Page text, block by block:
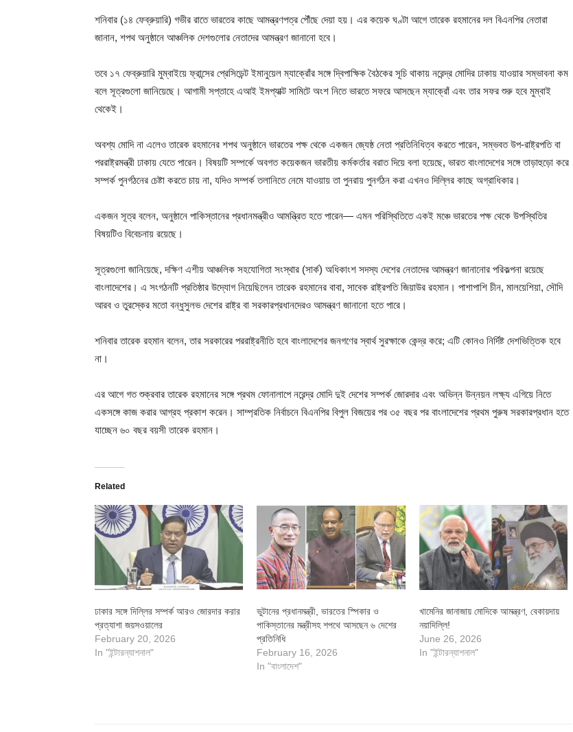
শনিবার (১৪ ফেব্রুয়ারি) গভীর রাতে ভারতের কাছে আমন্ত্রণপত্র পৌঁছে দেয়া হয়। এর কয়েক ঘণ্টা আগে তারেক রহমানের দল বিএনপির নেতারা
জানান, শপথ অনুষ্ঠানে আঞ্চলিক দেশগুলোর নেতাদের আমন্ত্রণ জানানো হবে।
তবে ১৭ ফেব্রুয়ারি মুম্বাইয়ে ফ্রান্সের প্রেসিডেন্ট ইমানুয়েল ম্যাক্রোঁর সঙ্গে দ্বিপাক্ষিক বৈঠকের সূচি থাকায় নরেন্দ্র মোদির ঢাকায় যাওয়ার সম্ভাবনা কম
বলে সূত্রগুলো জানিয়েছে। আগামী সপ্তাহে এআই ইমপ্যাক্ট সামিটে অংশ নিতে ভারতে সফরে আসছেন ম্যাক্রোঁ এবং তার সফর শুরু হবে মুম্বাই
থেকেই।
অবশ্য মোদি না এলেও তারেক রহমানের শপথ অনুষ্ঠানে ভারতের পক্ষ থেকে একজন জ্যেষ্ঠ নেতা প্রতিনিধিত্ব করতে পারেন, সম্ভবত উপ-রাষ্ট্রপতি বা
পররাষ্ট্রমন্ত্রী ঢাকায় যেতে পারেন। বিষয়টি সম্পর্কে অবগত কয়েকজন ভারতীয় কর্মকর্তার বরাত দিয়ে বলা হয়েছে, ভারত বাংলাদেশের সঙ্গে তাড়াহুড়ো করে
সম্পর্ক পুনর্গঠনের চেষ্টা করতে চায় না, যদিও সম্পর্ক তলানিতে নেমে যাওয়ায় তা পুনরায় পুনর্গঠন করা এখনও দিল্লির কাছে অগ্রাধিকার।
একজন সূত্র বলেন, অনুষ্ঠানে পাকিস্তানের প্রধানমন্ত্রীও আমন্ত্রিত হতে পারেন— এমন পরিস্থিতিতে একই মঞ্চে ভারতের পক্ষ থেকে উপস্থিতির
বিষয়টিও বিবেচনায় রয়েছে।
সূত্রগুলো জানিয়েছে, দক্ষিণ এশীয় আঞ্চলিক সহযোগিতা সংস্থার (সার্ক) অধিকাংশ সদস্য দেশের নেতাদের আমন্ত্রণ জানানোর পরিকল্পনা রয়েছে
বাংলাদেশের। এ সংগঠনটি প্রতিষ্ঠার উদ্যোগ নিয়েছিলেন তারেক রহমানের বাবা, সাবেক রাষ্ট্রপতি জিয়াউর রহমান। পাশাপাশি চীন, মালয়েশিয়া, সৌদি
আরব ও তুরস্কের মতো বন্ধুসুলভ দেশের রাষ্ট্র বা সরকারপ্রধানদেরও আমন্ত্রণ জানানো হতে পারে।
শনিবার তারেক রহমান বলেন, তার সরকারের পররাষ্ট্রনীতি হবে বাংলাদেশের জনগণের স্বার্থ সুরক্ষাকে কেন্দ্র করে; এটি কোনও নির্দিষ্ট দেশভিত্তিক হবে
না।
এর আগে গত শুক্রবার তারেক রহমানের সঙ্গে প্রথম ফোনালাপে নরেন্দ্র মোদি দুই দেশের সম্পর্ক জোরদার এবং অভিন্ন উন্নয়ন লক্ষ্য এগিয়ে নিতে
একসঙ্গে কাজ করার আগ্রহ প্রকাশ করেন। সাম্প্রতিক নির্বাচনে বিএনপির বিপুল বিজয়ের পর ৩৫ বছর পর বাংলাদেশের প্রথম পুরুষ সরকারপ্রধান হতে
যাচ্ছেন ৬০ বছর বয়সী তারেক রহমান।
Related
ঢাকার সঙ্গে দিল্লির সম্পর্ক আরও জোরদার করার
প্রত্যাশা জয়সওয়ালের
February 20, 2026
In "ইন্টারন্যাশনাল"
ভুটানের প্রধানমন্ত্রী, ভারতের স্পিকার ও
পাকিস্তানের মন্ত্রীসহ শপথে আসছেন ৬ দেশের
প্রতিনিধি
February 16, 2026
In "বাংলাদেশ"
খামেনির জানাজায় মোদিকে আমন্ত্রণ, বেকায়দায়
নয়াদিল্লি!
June 26, 2026
In "ইন্টারন্যাশনাল"